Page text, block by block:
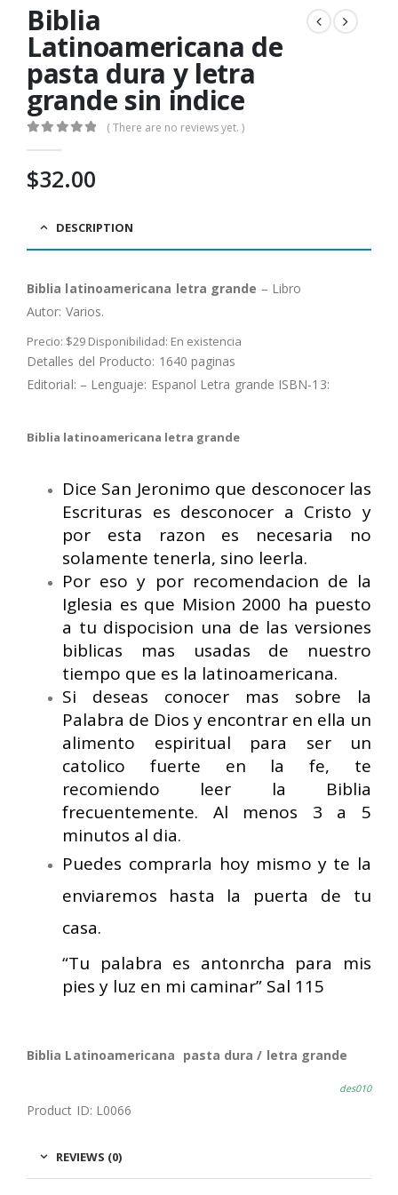
Biblia
Latinoamericana de
pasta dura y letra
grande sin indice
( There are no reviews yet. )
$32.00
DESCRIPTION
Biblia latinoamericana letra grande – Libro
Autor: Varios.
Precio: $29 Disponibilidad: En existencia
Detalles del Producto: 1640 paginas
Editorial: – Lenguaje: Espanol Letra grande ISBN-13:
Biblia latinoamericana letra grande
Dice San Jeronimo que desconocer las
Escrituras es desconocer a Cristo y
por esta razon es necesaria no
solamente tenerla, sino leerla.
Por eso y por recomendacion de la
Iglesia es que Mision 2000 ha puesto
a tu dispocision una de las versiones
biblicas mas usadas de nuestro
tiempo que es la latinoamericana.
Si deseas conocer mas sobre la
Palabra de Dios y encontrar en ella un
alimento espiritual para ser un
catolico fuerte en la fe, te
recomiendo leer la Biblia
frecuentemente. Al menos 3 a 5
minutos al dia.
Puedes comprarla hoy mismo y te la
enviaremos hasta la puerta de tu
casa.
“Tu palabra es antonrcha para mis
pies y luz en mi caminar” Sal 115
Biblia Latinoamericana pasta dura / letra grande
des010
Product ID: L0066
REVIEWS (0)